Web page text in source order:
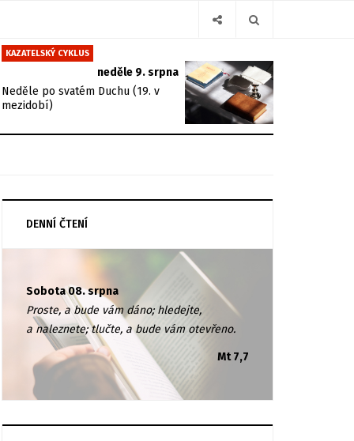
KAZATELSKÝ CYKLUS
neděle 9. srpna
Neděle po svatém Duchu (19. v
mezidobí)
DENNÍ ČTENÍ
Sobota 08. srpna
Proste, a bude vám dáno; hledejte,
a naleznete; tlučte, a bude vám otevřeno.
Mt 7,7